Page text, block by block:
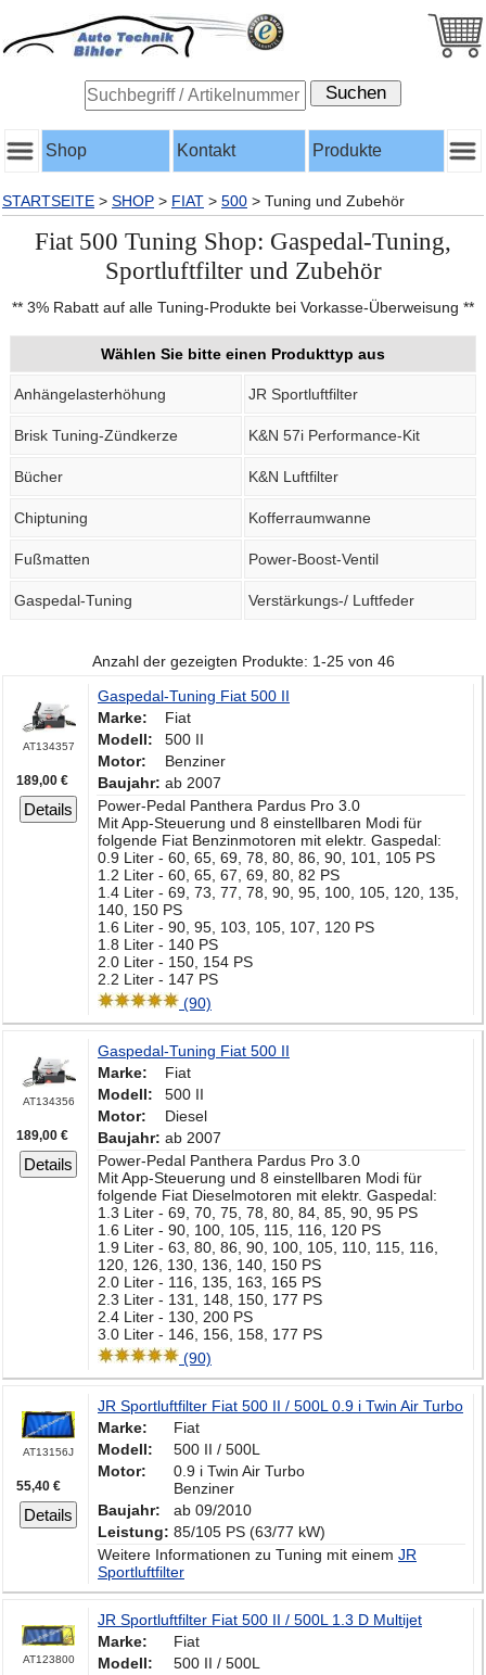
Shop Kontakt Produkte
STARTSEITE > SHOP > FIAT > 500 > Tuning und Zubehör
Fiat 500 Tuning Shop: Gaspedal-Tuning,
Sportluftfilter und Zubehör
** 3% Rabatt auf alle Tuning-Produkte bei Vorkasse-Überweisung **
Wählen Sie bitte einen Produkttyp aus
Anhängelasterhöhung JR Sportluftfilter
Brisk Tuning-Zündkerze K&N 57i Performance-Kit
Bücher K&N Luftfilter
Chiptuning Kofferraumwanne
Fußmatten Power-Boost-Ventil
Gaspedal-Tuning Verstärkungs-/ Luftfeder
Anzahl der gezeigten Produkte: 1-25 von 46
AT134357
189,00 €
Details
Gaspedal-Tuning Fiat 500 II
Marke:
Fiat
Modell:
500 II
Motor:
Benziner
Baujahr: ab 2007
Power-Pedal Panthera Pardus Pro 3.0
Mit App-Steuerung und 8 einstellbaren Modi für
folgende Fiat Benzinmotoren mit elektr. Gaspedal:
0.9 Liter - 60, 65, 69, 78, 80, 86, 90, 101, 105 PS
1.2 Liter - 60, 65, 67, 69, 80, 82 PS
1.4 Liter - 69, 73, 77, 78, 90, 95, 100, 105, 120, 135,
140, 150 PS
1.6 Liter - 90, 95, 103, 105, 107, 120 PS
1.8 Liter - 140 PS
2.0 Liter - 150, 154 PS
2.2 Liter - 147 PS
(90)
AT134356
189,00 €
Details
Gaspedal-Tuning Fiat 500 II
Marke:
Fiat
Modell:
500 II
Motor:
Diesel
Baujahr: ab 2007
Power-Pedal Panthera Pardus Pro 3.0
Mit App-Steuerung und 8 einstellbaren Modi für
folgende Fiat Dieselmotoren mit elektr. Gaspedal:
1.3 Liter - 69, 70, 75, 78, 80, 84, 85, 90, 95 PS
1.6 Liter - 90, 100, 105, 115, 116, 120 PS
1.9 Liter - 63, 80, 86, 90, 100, 105, 110, 115, 116,
120, 126, 130, 136, 140, 150 PS
2.0 Liter - 116, 135, 163, 165 PS
2.3 Liter - 131, 148, 150, 177 PS
2.4 Liter - 130, 200 PS
3.0 Liter - 146, 156, 158, 177 PS
(90)
AT13156J
55,40 €
Details
JR Sportluftfilter Fiat 500 II / 500L 0.9 i Twin Air Turbo
Marke:
Fiat
Modell:
500 II / 500L
Motor:
0.9 i Twin Air Turbo
Benziner
Baujahr:
ab 09/2010
Leistung: 85/105 PS (63/77 kW)
Weitere Informationen zu Tuning mit einem JR
Sportluftfilter
AT123800
JR Sportluftfilter Fiat 500 II / 500L 1.3 D Multijet
Marke:
Fiat
Modell:
500 II / 500L